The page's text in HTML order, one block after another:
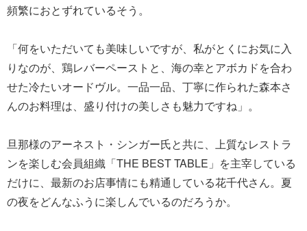
頻繁におとずれているそう。
「何をいただいても美味しいですが、私がとくにお気に入
りなのが、鶏レバーペーストと、海の幸とアボカドを合わ
せた冷たいオードヴル。一品一品、丁寧に作られた森本さ
んのお料理は、盛り付けの美しさも魅力ですね」。
旦那様のアーネスト・シンガー氏と共に、上質なレストラ
ンを楽しむ会員組織「THE BEST TABLE」を主宰している
だけに、最新のお店事情にも精通している花千代さん。夏
の夜をどんなふうに楽しんでいるのだろうか。